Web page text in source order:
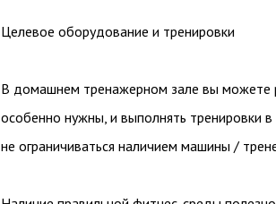
Целевое оборудование и тренировки
В домашнем тренажерном зале вы можете
особенно нужны, и выполнять тренировки
не ограничиваться наличием машины /